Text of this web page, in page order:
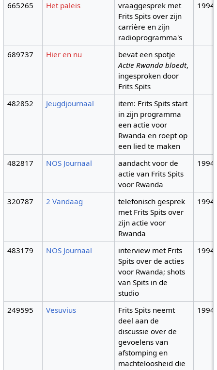
665265
Het paleis
vraaggesprek met
Frits Spits over zijn
carrière en zijn
radioprogramma's
1994
689737 Hier en nu
bevat een spotje
Actie Rwanda bloedt,
ingesproken door
Frits Spits
482852
Jeugdjournaal
item: Frits Spits start
in zijn programma
een actie voor
Rwanda en roept op
een lied te maken
482817
NOS Journaal
aandacht voor de
actie van Frits Spits
voor Rwanda
1994
320787 2 Vandaag
telefonisch gesprek
met Frits Spits over
zijn actie voor
Rwanda
1994
483179 NOS Journaal
interview met Frits
Spits over de acties
voor Rwanda; shots
van Spits in de
studio
1994
249595 Vesuvius
Frits Spits neemt
deel aan de
discussie over de
gevoelens van
afstomping en
machteloosheid die
1994